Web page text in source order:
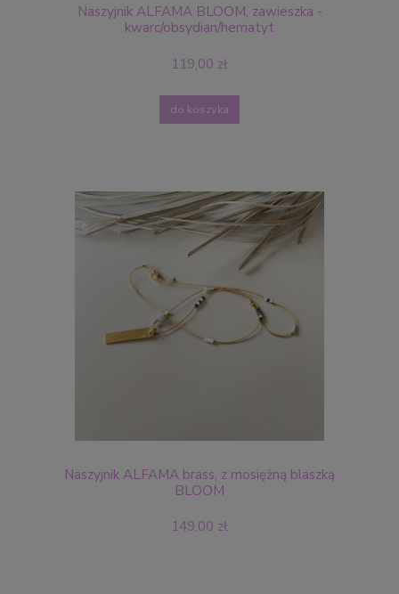
Naszyjnik ALFAMA BLOOM, zawieszka -
kwarc/obsydian/hematyt
119,00 zł
do koszyka
Naszyjnik ALFAMA brass, z mosiężną blaszką
BLOOM
149,00 zł